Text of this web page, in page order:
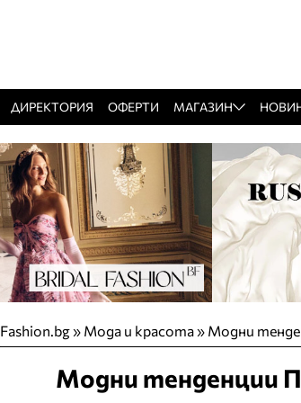
ДИРЕКТОРИЯ ОФЕРТИ МАГАЗИН
Fashion.bg» Мода и красота» Модни
Модни тенденции